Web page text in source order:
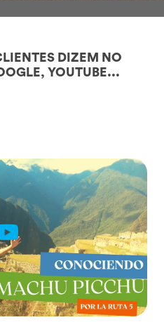
DIZEM NO
YOUTUBE...